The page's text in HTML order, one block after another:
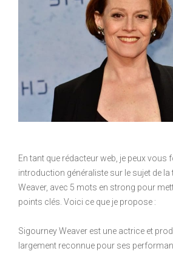
En tant que rédacteur web, je peux vous
introduction généraliste sur le sujet de la
Weaver, avec 5 mots en strong pour
points clés. Voici ce que je propose :
Sigourney Weaver est une actrice et
largement reconnue pour ses